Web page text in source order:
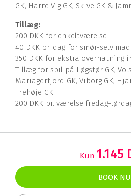
GK, Harre Vig GK, Skive GK &
Tillæg:
200 DKK for enkeltværelse
40 DKK pr. dag for smør-selv
350 DKK for ekstra overnatning
Tillæg for spil på Løgstør GK,
Mariagerfjord GK, Viborg GK,
Trehøje GK.
200 DKK pr. værelse fredag-
Kun 1.145
BOOK NU